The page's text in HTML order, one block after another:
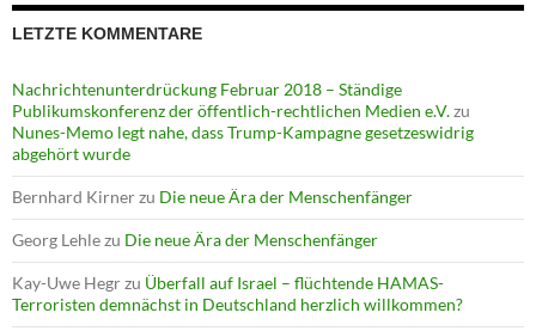
LETZTE KOMMENTARE
Nachrichtenunterdrückung Februar 2018 – Ständige
Publikumskonferenz der öffentlich-rechtlichen Medien e.V.zu
Nunes-Memo legt nahe, dass Trump-Kampagne gesetzeswidrig
abgehört wurde
Bernhard Kirnerzu Die neue Ära der Menschenfänger
Georg Lehlezu Die neue Ära der Menschenfänger
Kay-Uwe Hegrzu Überfall auf Israel – flüchtende HAMAS-
Terroristen demnächst in Deutschland herzlich willkommen?